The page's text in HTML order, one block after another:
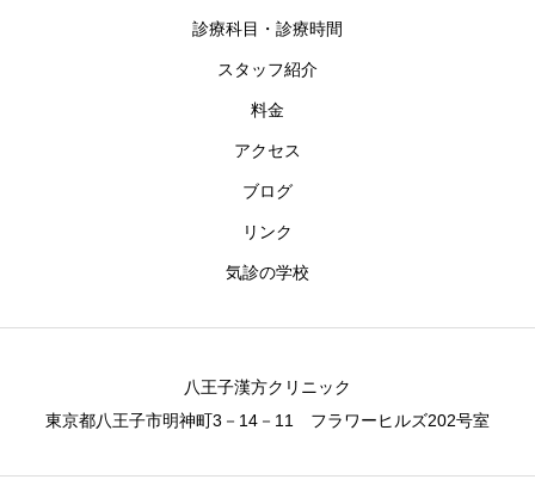
診療科目・診療時間
スタッフ紹介
料金
アクセス
ブログ
リンク
気診の学校
八王子漢方クリニック
東京都八王子市明神町3－14－11 フラワーヒルズ202号室